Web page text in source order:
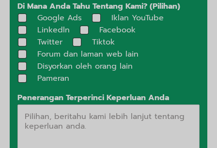
Di Mana Anda Tahu Tentang Kami? (Pilihan)
Google Ads
Iklan YouTube
Linkedln
Facebook
Twitter
Tiktok
Forum dan laman web lain
Disyorkan oleh orang lain
Pameran
Penerangan Terperinci Keperluan Anda